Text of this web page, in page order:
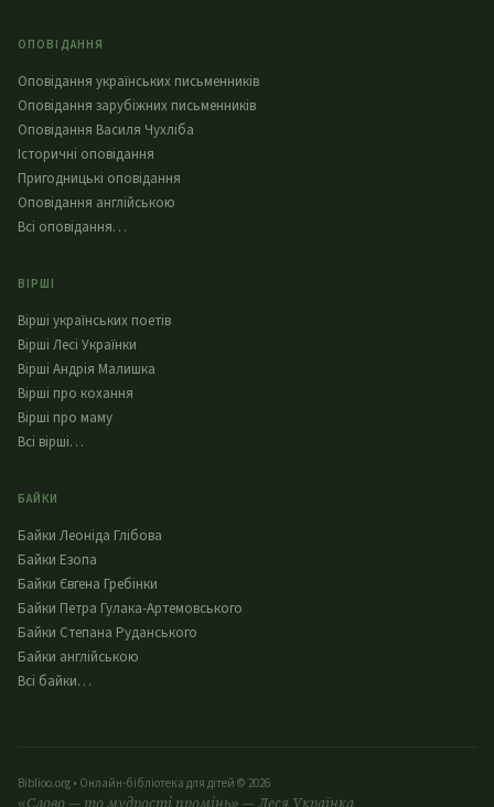
ОПОВІДАННЯ
Оповідання українських письменників
Оповідання зарубіжних письменників
Оповідання Василя Чухліба
Історичні оповідання
Пригодницькі оповідання
Оповідання англійською
Всі оповідання…
ВІРШІ
Вірші українських поетів
Вірші Лесі Українки
Вірші Андрія Малишка
Вірші про кохання
Вірші про маму
Всі вірші…
БАЙКИ
Байки Леоніда Глібова
Байки Езопа
Байки Євгена Гребінки
Байки Петра Гулака-Артемовського
Байки Степана Руданського
Байки англійською
Всі байки…
Biblioo.org • Онлайн-бібліотека для дітей © 2026